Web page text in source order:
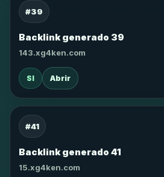
#39
Backlink generado 39
143.xg4ken.com
SI Abrir
#41
Backlink generado 41
15.xg4ken.com